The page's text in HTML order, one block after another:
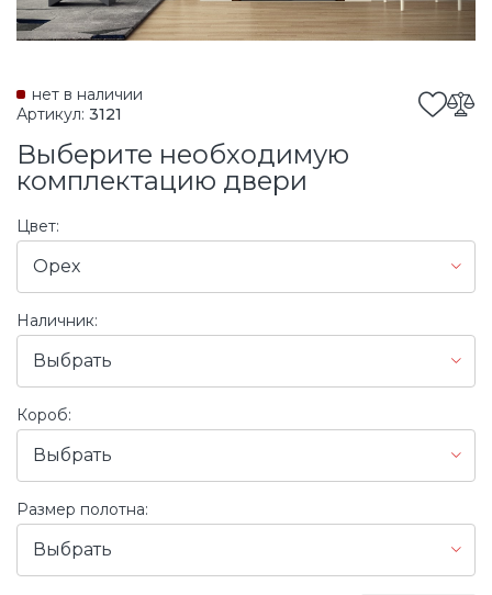
нет в наличии
Артикул: 3121
Выберите необходимую
комплектацию двери
Цвет:
Орех
Наличник:
Выбрать
Короб:
Выбрать
Размер полотна:
Выбрать